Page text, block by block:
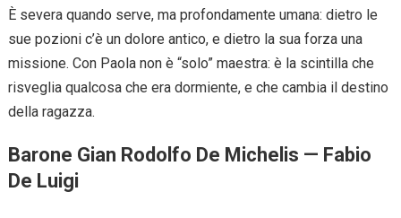
È severa quando serve, ma profondamente umana: dietro le
sue pozioni c’è un dolore antico, e dietro la sua forza una
missione. Con Paola non è “solo” maestra: è la scintilla che
risveglia qualcosa che era dormiente, e che cambia il destino
della ragazza.
Barone Gian Rodolfo De Michelis — Fabio
De Luigi